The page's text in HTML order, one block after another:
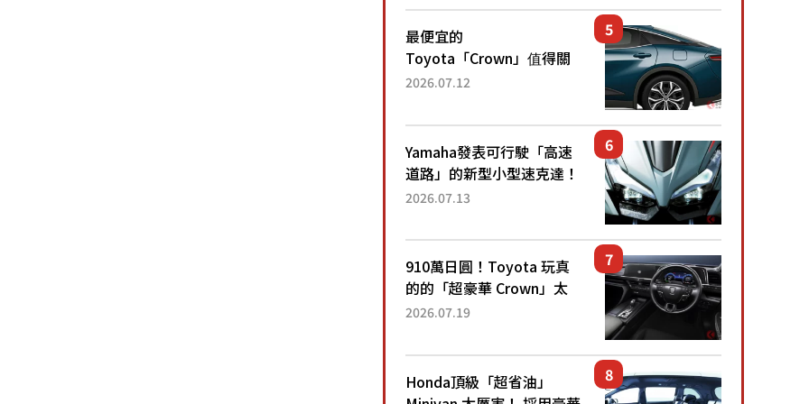
還推出467萬元日圓起的5
人座版...
最便宜的
Toyota「Crown」值得關
注！ 搭載4WD、每公升
眼！ 配備豐富、超越售價
水準，堪稱高CP值代表的
「...
2026.07.12
Yamaha發表可行駛「高速
道路」的新型小型速克達！
搭載能享受超強勁「渦輪
高階「Super Sport」車款
相同的...
2026.07.13
910萬日圓！Toyota 玩真
的的「超豪華 Crown」太
厲害了！採用由「匠人技
運動化「底盤設定」！還配
備專屬豪華...
2026.07.19
Honda頂級「超省油」